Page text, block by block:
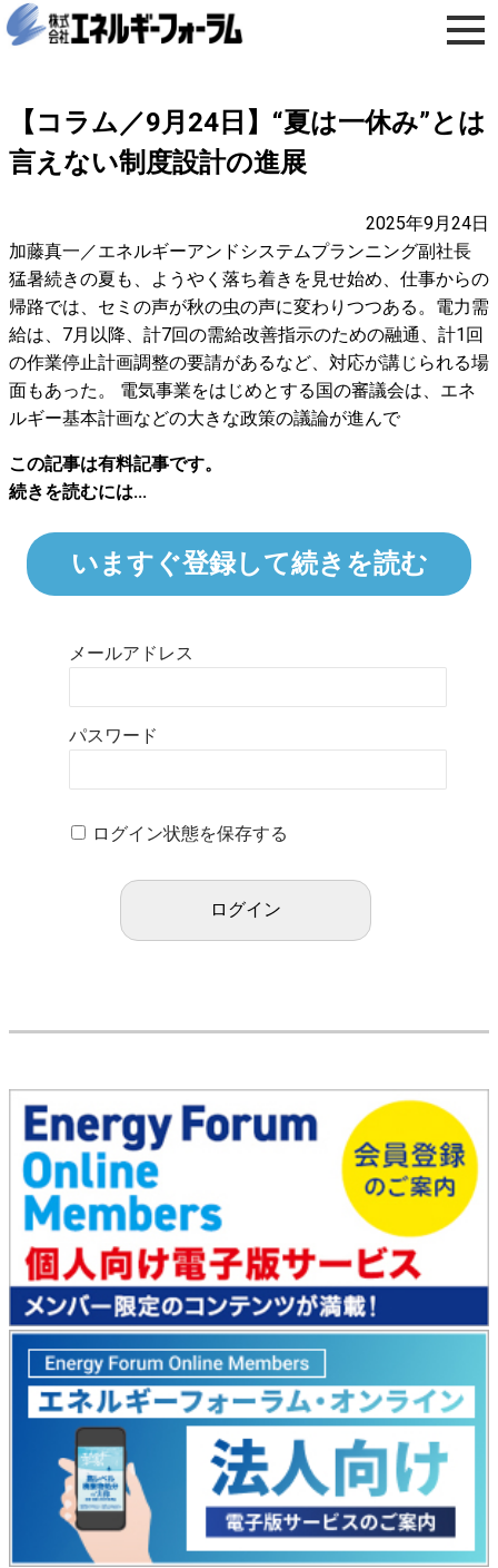
【コラム／9月24日】“夏は一休み”とは
言えない制度設計の進展
2025年9月24日
加藤真一／エネルギーアンドシステムプランニング副社長
猛暑続きの夏も、ようやく落ち着きを見せ始め、仕事からの
帰路では、セミの声が秋の虫の声に変わりつつある。電力需
給は、7月以降、計7回の需給改善指示のための融通、計1回
の作業停止計画調整の要請があるなど、対応が講じられる場
面もあった。 電気事業をはじめとする国の審議会は、エネ
ルギー基本計画などの大きな政策の議論が進んで
この記事は有料記事です。
続きを読むには...
いますぐ登録して続きを読む
メールアドレス
パスワード
ログイン状態を保存する